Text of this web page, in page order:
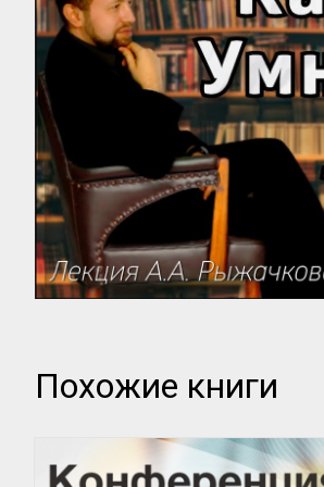
Похожие книги